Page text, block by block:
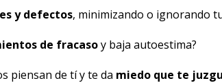
y defectos, minimizando o ignorando
de fracaso y baja autoestima?
piensan de tí y te da miedo que te